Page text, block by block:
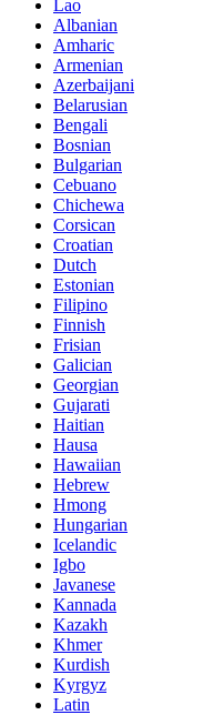
Lao
Albanian
Amharic
Armenian
Azerbaijani
Belarusian
Bengali
Bosnian
Bulgarian
Cebuano
Chichewa
Corsican
Croatian
Dutch
Estonian
Filipino
Finnish
Frisian
Galician
Georgian
Gujarati
Haitian
Hausa
Hawaiian
Hebrew
Hmong
Hungarian
Icelandic
Igbo
Javanese
Kannada
Kazakh
Khmer
Kurdish
Kyrgyz
Latin